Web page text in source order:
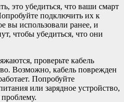
это убедиться, что ваши смарт
подключить их к
вы использовали ранее, и
чтобы убедиться, что они
проверьте кабель
Возможно, кабель поврежден
Попробуйте
или зарядное устройство,